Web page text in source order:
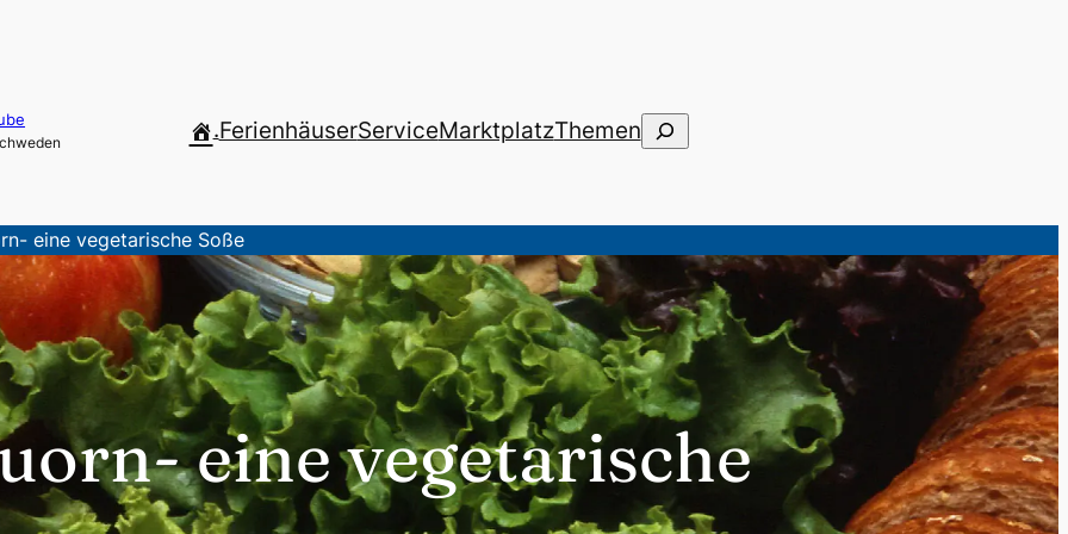
.FerienhäuserServiceMarktplatzThemenSuchen
eine vegetarische Soße
eine vegetarische